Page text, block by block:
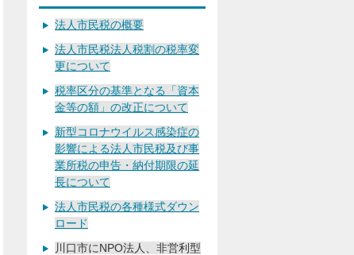
法人市民税の概要
法人市民税法人税割の税率変
更について
税率区分の基準となる「資本
金等の額」の改正について
新型コロナウイルス感染症の
影響による法人市民税及び事
業所税の申告・納付期限の延
長について
法人市民税の各種様式ダウン
ロード
川口市にNPO法人、非営利型